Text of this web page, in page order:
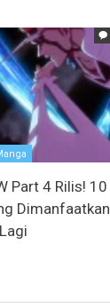
Part 4 Rilis! 10
Dimanfaatkan